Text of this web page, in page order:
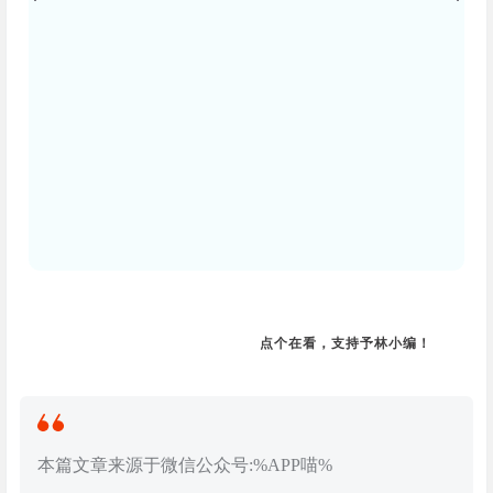
点个在看，支持予林小编！
本篇文章来源于微信公众号:%APP喵%